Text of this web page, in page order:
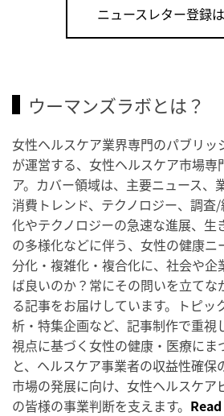
ニュースレター登録
ウーマンズラボとは？
女性ヘルスケア業界専門のパブリッ
が運営する、女性ヘルスケア市場専
ア。カバー領域は、主要ニュース、
消費トレンド、テクノロジー、調査
化やテクノロジーの急速な進展、生
の多様化などに伴う、女性の健康ニ
分化・複雑化・複合化に、社会や企
ば良いのか？常にその問いを立てな
る記事をお届けしています。トピッ
析・特集企画など、記事制作で重視
視点に基づく女性の健康・医療にま
と、ヘルスケア事業者の収益性確保
市場の発展に向け、女性ヘルスケア
の皆様の事業判断を支えます。